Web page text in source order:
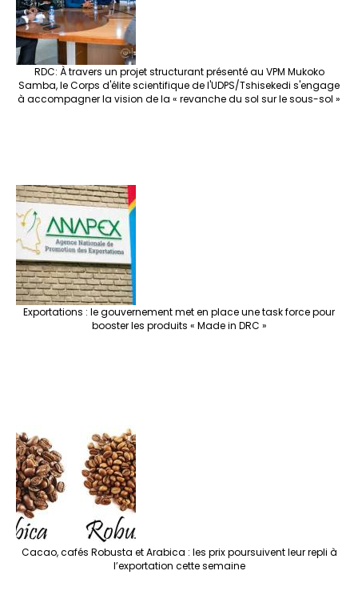
RDC: À travers un projet structurant présenté au VPM Mukoko
Samba, le Corps d'élite scientifique de l'UDPS/Tshisekedi s'engage
à accompagner la vision de la « revanche du sol sur le sous-sol »
Exportations : le gouvernement met en place une task force pour
booster les produits « Made in DRC »
Cacao, cafés Robusta et Arabica : les prix poursuivent leur repli à
l’exportation cette semaine